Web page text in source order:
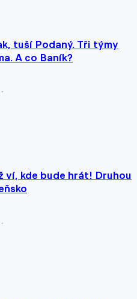
tuší Podaný. Tři týmy
A co Baník?
ví, kde bude hrát! Druhou